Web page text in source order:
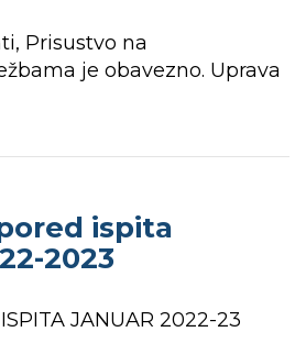
Prisustvo na
je obavezno. Uprava
ispita
2023
JANUAR 2022-23